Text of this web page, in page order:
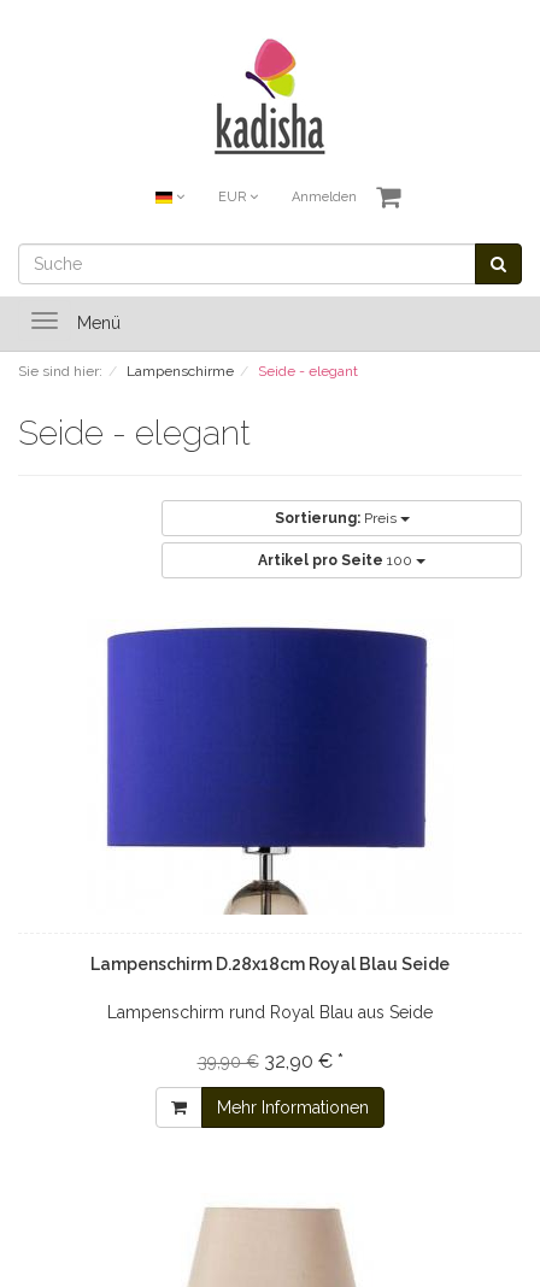
EUR Anmelden
ToggleMenü
Sie sind hier: Lampenschirme Seide - elegant
Seide - elegant
Sortierung: Preis
Artikel pro Seite 100
Lampenschirm D.28x18cm Royal Blau Seide
Lampenschirm rund Royal Blau aus Seide
39,90 € 32,90 € *
Mehr Informationen